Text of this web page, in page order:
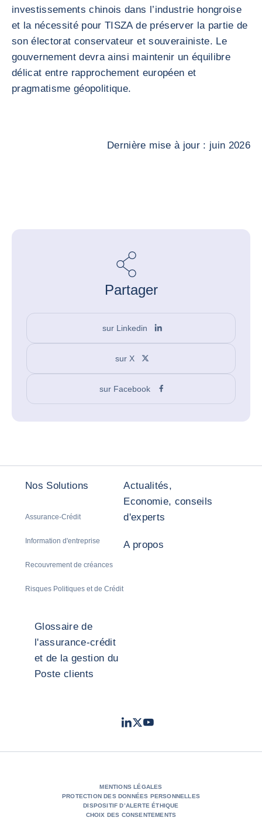
investissements chinois dans l’industrie hongroise
et la nécessité pour TISZA de préserver la partie de
son électorat conservateur et souverainiste. Le
gouvernement devra ainsi maintenir un équilibre
délicat entre rapprochement européen et
pragmatisme géopolitique.
Dernière mise à jour : juin 2026
Partager
sur Linkedin
sur X
sur Facebook
Nos Solutions
Assurance-Crédit
Information d'entreprise
Recouvrement de créances
Risques Politiques et de Crédit
Actualités,
Economie, conseils
d'experts
A propos
Glossaire de
l'assurance-crédit
et de la gestion du
Poste clients
LinkedIn
TwitterYoutube
MENTIONS LÉGALES
PROTECTION DES DONNÉES PERSONNELLES
DISPOSITIF D’ALERTE ÉTHIQUE
CHOIX DES CONSENTEMENTS